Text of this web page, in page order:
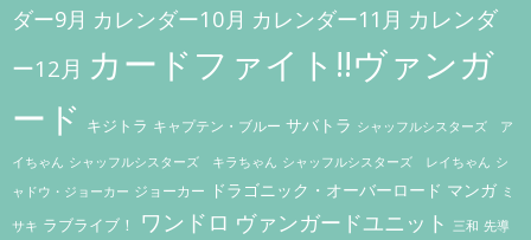
ダー9月 カレンダー10月 カレンダー11月 カレンダ
ー12月 カードファイト!!ヴァンガ
ード キジトラ キャプテン・ブルー サバトラ シャッフルシスターズ ア
イちゃん シャッフルシスターズ キラちゃん シャッフルシスターズ レイちゃん シ
ャドウ・ジョーカー ジョーカー ドラゴニック・オーバーロード マンガ ミ
サキ ラブライブ！ ワンドロ ヴァンガードユニット 三和 先導